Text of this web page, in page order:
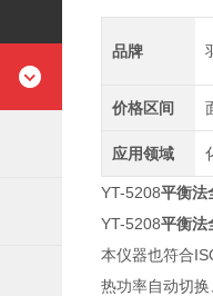
品牌
价格区间
应用领域
YT-5208平衡法
YT-5208平衡法
本仪器也符合
热功率自动切